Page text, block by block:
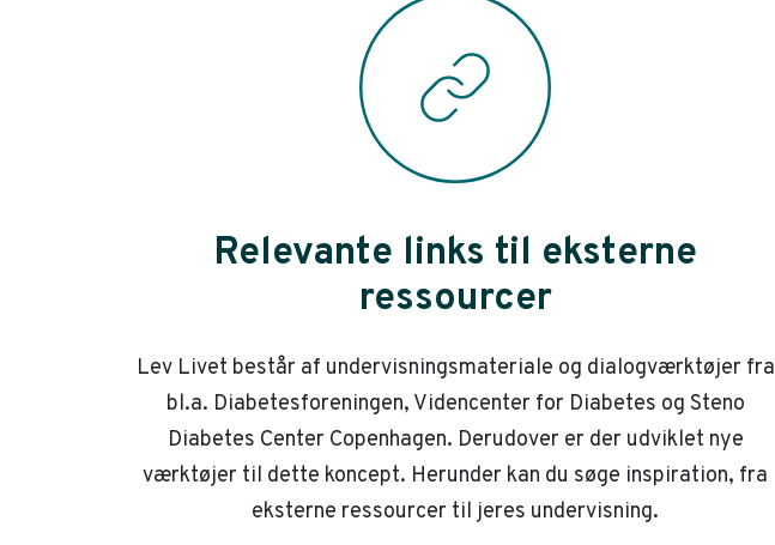
Relevante links til eksterne
ressourcer
Lev Livet består af undervisningsmateriale og dialogværktøjer fra
bl.a. Diabetesforeningen, Videncenter for Diabetes og Steno
Diabetes Center Copenhagen. Derudover er der udviklet nye
værktøjer til dette koncept. Herunder kan du søge inspiration, fra
eksterne ressourcer til jeres undervisning.